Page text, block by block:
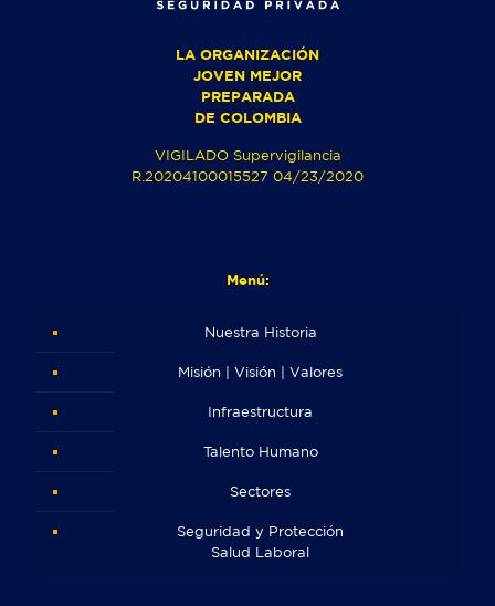
LA ORGANIZACIÓN
JOVEN MEJOR
PREPARADA
DE COLOMBIA
VIGILADO Supervigilancia
R.20204100015527 04/23/2020
Menú:
Nuestra Historia
Misión | Visión | Valores
Infraestructura
Talento Humano
Sectores
Seguridad y Protección
Salud Laboral